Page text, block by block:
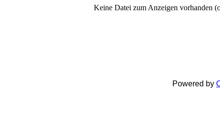
Keine Datei zum Anzeigen vorhanden
Powered by